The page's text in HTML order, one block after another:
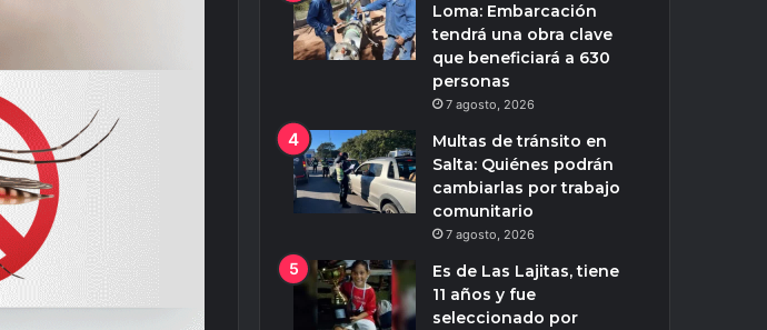
Loma: Embarcación
tendrá una obra clave
que beneficiará a 630
personas
7 agosto, 2026
Multas de tránsito en
Salta: Quiénes podrán
cambiarlas por trabajo
comunitario
7 agosto, 2026
Es de Las Lajitas, tiene
11 años y fue
seleccionado por